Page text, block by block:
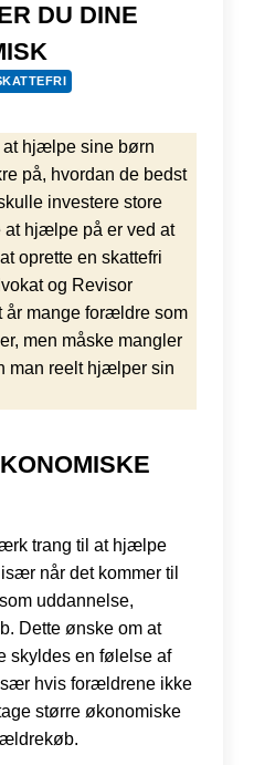
DU DINE
hjælpe sine børn
på, hvordan de bedst
investere store
at hjælpe på er ved at
oprette en skattefri
og Revisor
mange forældre som
men måske mangler
man reelt hjælper sin
trang til at hjælpe
når det kommer til
uddannelse,
Dette ønske om at
skyldes en følelse af
hvis forældrene ikke
større økonomiske